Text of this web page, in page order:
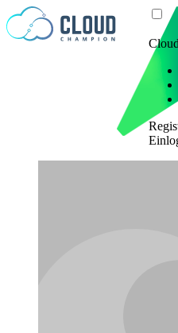
Zum Inhalt springen